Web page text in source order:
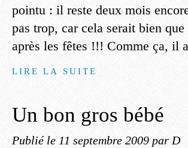
pointu : il reste deux mois
pas trop, car cela serait bien
après les fêtes !!! Comme ça, il
LIRE LA SUITE
Un bon gros bébé
Publié le 11 septembre 2009 par D